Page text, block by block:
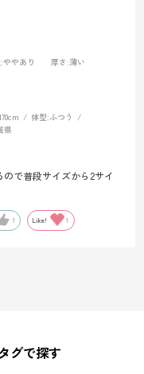
:ややあり 厚さ:薄い
体型:ふつう
県
で普段サイズから2サイ
1 Like! 1
グで探す